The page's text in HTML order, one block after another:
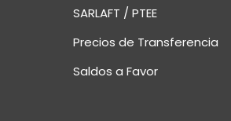
SARLAFT / PTEE
Precios de Transferencia
Saldos a Favor